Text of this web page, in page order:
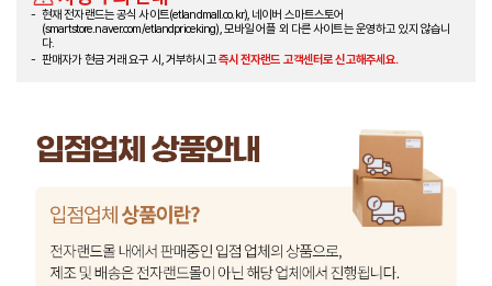
현재 전자랜드는 공식 사이트(etlandmall.co.kr), 네이버 스마트스토어
(smartstore.naver.com/etlandpriceking), 모바일 어플 외 다른 사이트는 운영하고 있지 않습니
다.
판매자가 현금 거래 요구 시, 거부하시고즉시 전자랜드 고객센터로 신고해주세요.